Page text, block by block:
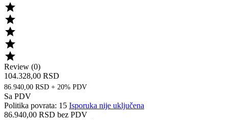





Review (0)
104.328,00 RSD
86.940,00 RSD + 20% PDV
Sa PDV
Politika povrata: 15 Isporuka nije uključena
86.940,00 RSD bez PDV